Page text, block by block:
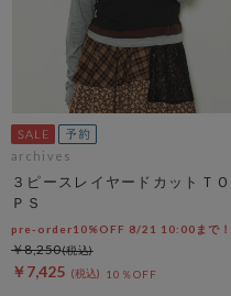
archives
３ピースレイヤードカットＴＯ
ＰＳ
pre-order10%OFF 8/21 10:00まで！
￥7,425 10％OFF
￥8,250